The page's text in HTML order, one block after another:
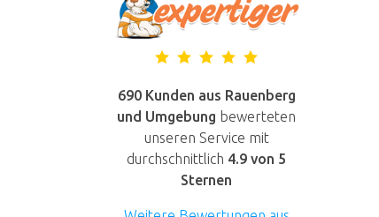
690 Kunden aus Rauenberg
und Umgebung bewerteten
unseren Service mit
durchschnittlich 4.9 von 5
Sternen